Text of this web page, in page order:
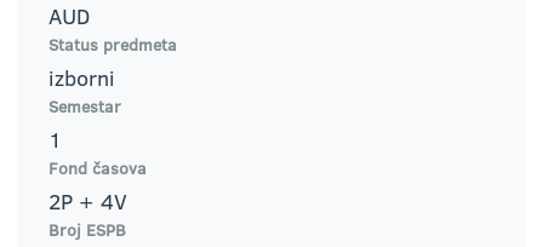
AUD
Status predmeta
izborni
Semestar
1
Fond časova
2P + 4V
Broj ESPB